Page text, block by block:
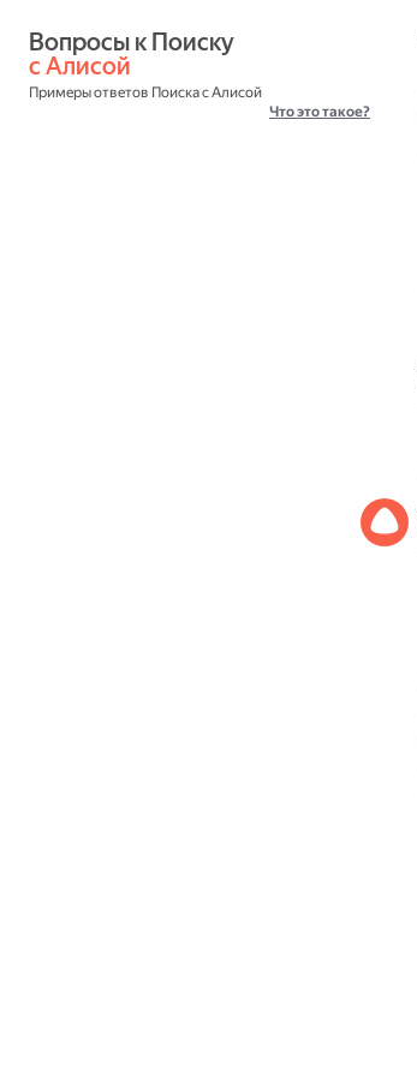
с Алисой
Примеры ответов Поиска с Алисой
Что это такое?